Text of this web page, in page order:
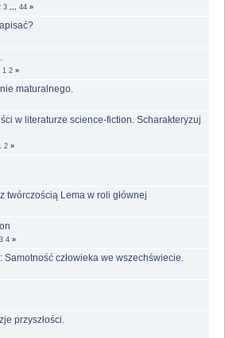
3 44 »
1 2 »
maturalnego.
w literaturze science-fiction. Scharakteryzuj
2 »
twórczością Lema w roli głównej
3 4 »
człowieka we wszechświecie.
przyszłości.